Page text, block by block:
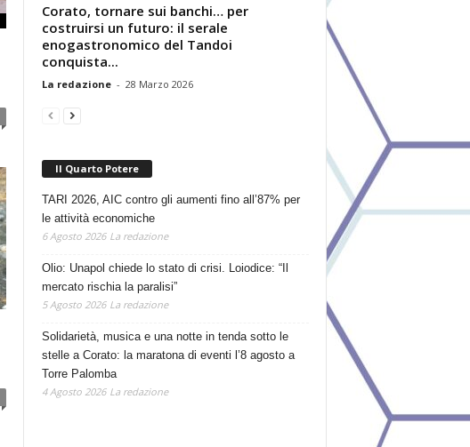
Corato, tornare sui banchi… per
costruirsi un futuro: il serale
enogastronomico del Tandoi
conquista...
La redazione - 28 Marzo 2026
Il Quarto Potere
TARI 2026, AIC contro gli aumenti fino all’87% per
le attività economiche
6 Agosto 2026 La redazione
Olio: Unapol chiede lo stato di crisi. Loiodice: “Il
mercato rischia la paralisi”
5 Agosto 2026 La redazione
Solidarietà, musica e una notte in tenda sotto le
stelle a Corato: la maratona di eventi l’8 agosto a
Torre Palomba
4 Agosto 2026 La redazione